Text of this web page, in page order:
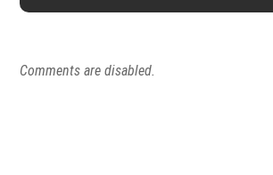
Comments are disabled.